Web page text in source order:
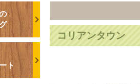
ト
コリアンタウン